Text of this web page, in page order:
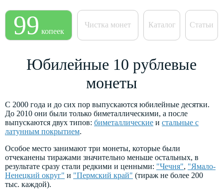
99 копеек
Чистка монет Каталог Статьи
Юбилейные 10 рублевые
монеты
C 2000 года и до сих пор выпускаются юбилейные десятки.
До 2010 они были только биметаллическими, а после
выпускаются двух типов: биметаллические и стальные с
латунным покрытием.
Особое место занимают три монеты, которые были
отчеканены тиражами значительно меньше остальных, в
результате сразу стали редкими и ценными: "Чечня", "Ямало-
Ненецкий округ" и "Пермский край" (тираж не более 200
тыс. каждой).